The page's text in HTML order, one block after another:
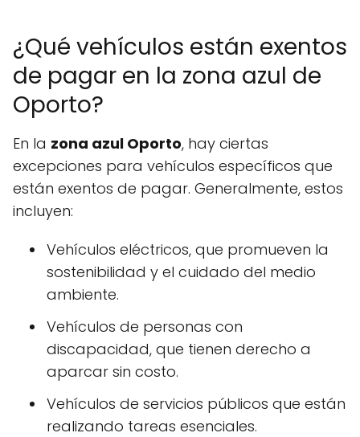
¿Qué vehículos están exentos
de pagar en la zona azul de
Oporto?
En la zona azul Oporto, hay ciertas
excepciones para vehículos específicos que
están exentos de pagar. Generalmente, estos
incluyen:
Vehículos eléctricos, que promueven la
sostenibilidad y el cuidado del medio
ambiente.
Vehículos de personas con
discapacidad, que tienen derecho a
aparcar sin costo.
Vehículos de servicios públicos que están
realizando tareas esenciales.